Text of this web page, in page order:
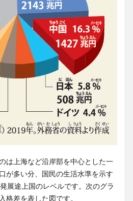
は上海など沿岸部を中心とした一
が多い分、国民の生活水準を示す
展途上国のレベルです。次のグラ
格差を表した図です。